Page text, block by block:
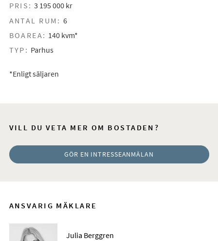
PRIS: 3 195 000 kr
ANTAL RUM: 6
BOAREA: 140 kvm*
TYP: Parhus
*Enligt säljaren
VILL DU VETA MER OM BOSTADEN?
GÖR EN INTRESSEANMÄLAN
ANSVARIG MÄKLARE
Julia Berggren